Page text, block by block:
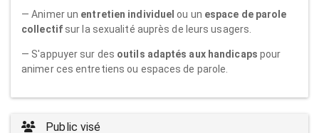
— Animer un entretien individuelou un espace de parole
collectif sur la sexualité auprès de leurs usagers.
— S'appuyer sur des outils adaptés aux handicaps pour
animer ces entretiens ou espaces de parole.
Public visé